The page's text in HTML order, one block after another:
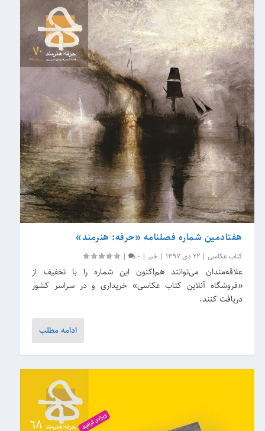
هفتادمین شماره فصلنامه «حرفه: هنرمند»
کتاب عکاسی |22 دی 1397 | خبر |
0
|
علاقه‌مندان می‌توانند هم‌اکنون این شماره را با تخفیف از
«فروشگاه آنلاین کتاب عکاسی» خریداری و در سراسر کشور
دریافت کنند.
ادامه مطلب